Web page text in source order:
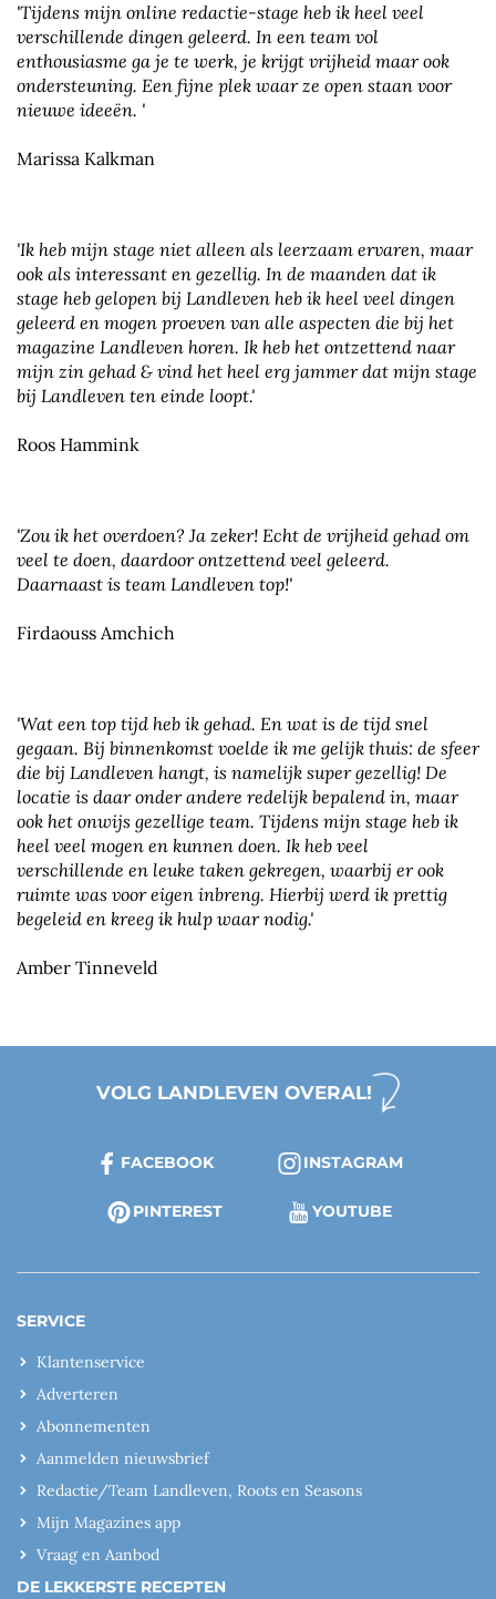
'Tijdens mijn online redactie-stage heb ik heel veel
verschillende dingen geleerd. In een team vol
enthousiasme ga je te werk, je krijgt vrijheid maar ook
ondersteuning. Een fijne plek waar ze open staan voor
nieuwe ideeën. '
Marissa Kalkman
'Ik heb mijn stage niet alleen als leerzaam ervaren, maar
ook als interessant en gezellig. In de maanden dat ik
stage heb gelopen bij Landleven heb ik heel veel dingen
geleerd en mogen proeven van alle aspecten die bij het
magazine Landleven horen. Ik heb het ontzettend naar
mijn zin gehad & vind het heel erg jammer dat mijn stage
bij Landleven ten einde loopt.'
Roos Hammink
'Zou ik het overdoen? Ja zeker! Echt de vrijheid gehad om
veel te doen, daardoor ontzettend veel geleerd.
Daarnaast is team Landleven top!'
Firdaouss Amchich
'Wat een top tijd heb ik gehad. En wat is de tijd snel
gegaan. Bij binnenkomst voelde ik me gelijk thuis: de sfeer
die bij Landleven hangt, is namelijk super gezellig! De
locatie is daar onder andere redelijk bepalend in, maar
ook het onwijs gezellige team. Tijdens mijn stage heb ik
heel veel mogen en kunnen doen. Ik heb veel
verschillende en leuke taken gekregen, waarbij er ook
ruimte was voor eigen inbreng. Hierbij werd ik prettig
begeleid en kreeg ik hulp waar nodig.'
Amber Tinneveld
VOLG LANDLEVEN OVERAL!
FACEBOOK INSTAGRAM
PINTEREST YOUTUBE
SERVICE
Klantenservice
Adverteren
Abonnementen
Aanmelden nieuwsbrief
Redactie/Team Landleven, Roots en Seasons
Mijn Magazines app
Vraag en Aanbod
DE LEKKERSTE RECEPTEN